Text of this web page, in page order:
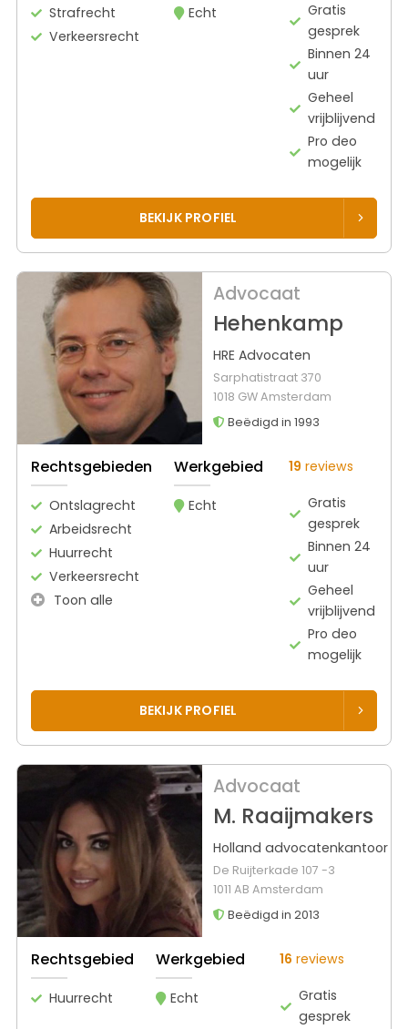
Strafrecht
Verkeersrecht
Echt
Gratis
gesprek
Binnen 24
uur
Geheel
vrijblijvend
Pro deo
mogelijk
BEKIJK PROFIEL
Advocaat
Hehenkamp
HRE Advocaten
Sarphatistraat 370
1018 GW Amsterdam
Beëdigd in 1993
Rechtsgebieden
Ontslagrecht
Arbeidsrecht
Huurrecht
Verkeersrecht
Toon alle
Werkgebied
Echt
19 reviews
Gratis
gesprek
Binnen 24
uur
Geheel
vrijblijvend
Pro deo
mogelijk
BEKIJK PROFIEL
Advocaat
M. Raaijmakers
Holland advocatenkantoor
De Ruijterkade 107 -3
1011 AB Amsterdam
Beëdigd in 2013
Rechtsgebied
Huurrecht
Werkgebied
Echt
16 reviews
Gratis
gesprek